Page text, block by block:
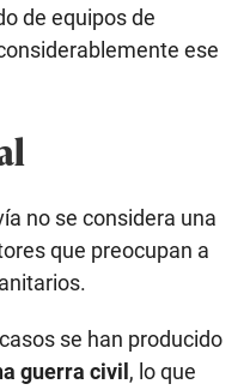
de equipos de
ese
no se considera una
que preocupan a
se han producido
guerra civil, lo que